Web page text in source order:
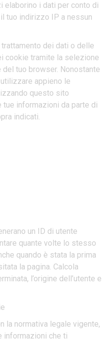
elaborino i dati per conto di
tuo indirizzo IP a nessun
dei dati o delle
cookie tramite la selezione
tuo browser. Nonostante
appieno le
questo sito
informazioni da parte di
indicati.
un ID di utente
quante volte lo stesso
quando è stata la prima
la pagina. Calcola
l’origine dell’utente e
la normativa legale vigente,
informazioni che ti